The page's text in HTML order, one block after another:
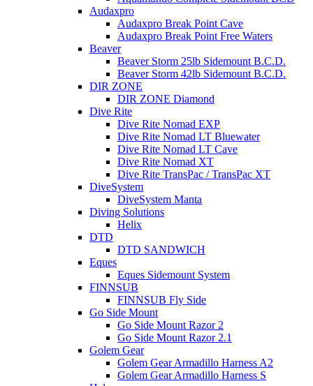
Audaxpro
Audaxpro Break Point Cave
Audaxpro Break Point Free Waters
Beaver
Beaver Storm 25lb Sidemount B.C.D.
Beaver Storm 42lb Sidemount B.C.D.
DIR ZONE
DIR ZONE Diamond
Dive Rite
Dive Rite Nomad EXP
Dive Rite Nomad LT Bluewater
Dive Rite Nomad LT Cave
Dive Rite Nomad XT
Dive Rite TransPac / TransPac XT
DiveSystem
DiveSystem Manta
Diving Solutions
Helix
DTD
DTD SANDWICH
Eques
Eques Sidemount System
FINNSUB
FINNSUB Fly Side
Go Side Mount
Go Side Mount Razor 2
Go Side Mount Razor 2.1
Golem Gear
Golem Gear Armadillo Harness A2
Golem Gear Armadillo Harness S